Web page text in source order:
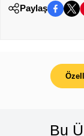
Paylaş
Bu